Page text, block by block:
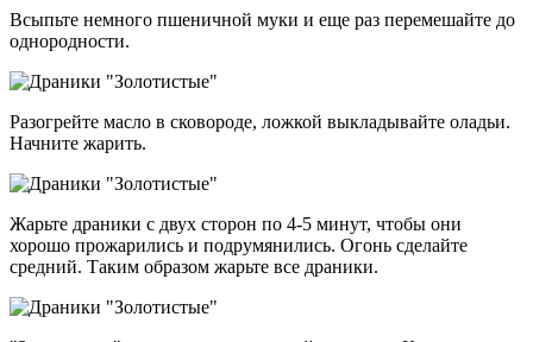
Всыпьте немного пшеничной муки и еще раз перемешайте до
однородности.
Разогрейте масло в сковороде, ложкой выкладывайте оладьи.
Начните жарить.
Жарьте драники с двух сторон по 4-5 минут, чтобы они
хорошо прожарились и подрумянились. Огонь сделайте
средний. Таким образом жарьте все драники.